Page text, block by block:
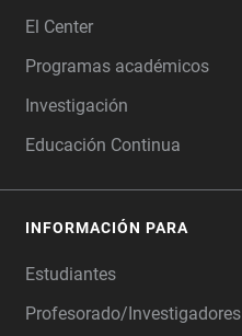
El Center
Programas académicos
Investigación
Educación Continua
INFORMACIÓN PARA
Estudiantes
Profesorado/Investigadores